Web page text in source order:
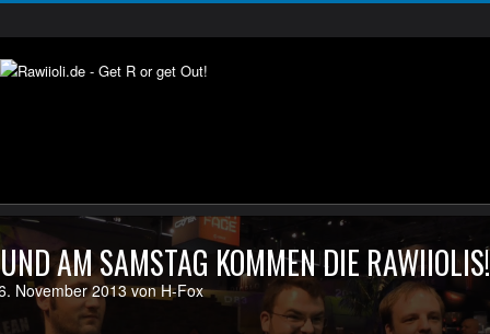
UND AM SAMSTAG KOMMEN DIE
November 2013 von H-Fox